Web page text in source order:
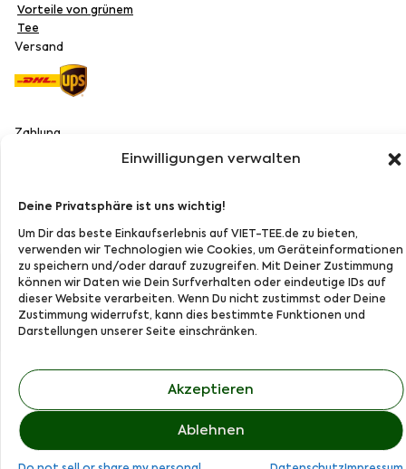
Einwilligungen verwalten
Deine Privatsphäre ist uns wichtig!
Um Dir das beste Einkaufserlebnis auf VIET-TEE.de zu bieten,
verwenden wir Technologien wie Cookies, um Geräteinformationen
zu speichern und/oder darauf zuzugreifen. Mit Deiner Zustimmung
können wir Daten wie Dein Surfverhalten oder eindeutige IDs auf
dieser Website verarbeiten. Wenn Du nicht zustimmst oder Deine
Zustimmung widerrufst, kann dies bestimmte Funktionen und
Darstellungen unserer Seite einschränken.
Akzeptieren
Ablehnen
Vorteile von grünem
Tee
Versand
Zahlung
Folge Uns bei:
© 2024,VIET-TEE.de
Die Umsatzsteuer wird nicht erhoben, da Kleinunternehmer gemäß
§19 (1) UStG.